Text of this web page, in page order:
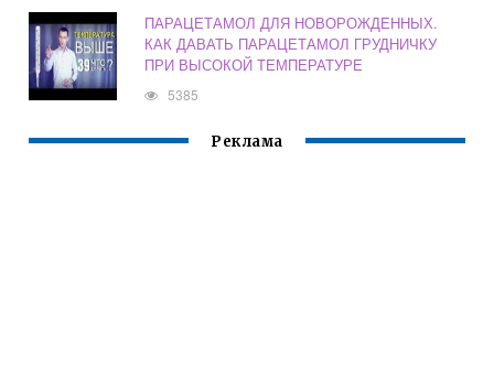
ПАРАЦЕТАМОЛ ДЛЯ НОВОРОЖДЕННЫХ.
КАК ДАВАТЬ ПАРАЦЕТАМОЛ ГРУДНИЧКУ
ПРИ ВЫСОКОЙ ТЕМПЕРАТУРЕ
5385
Реклама